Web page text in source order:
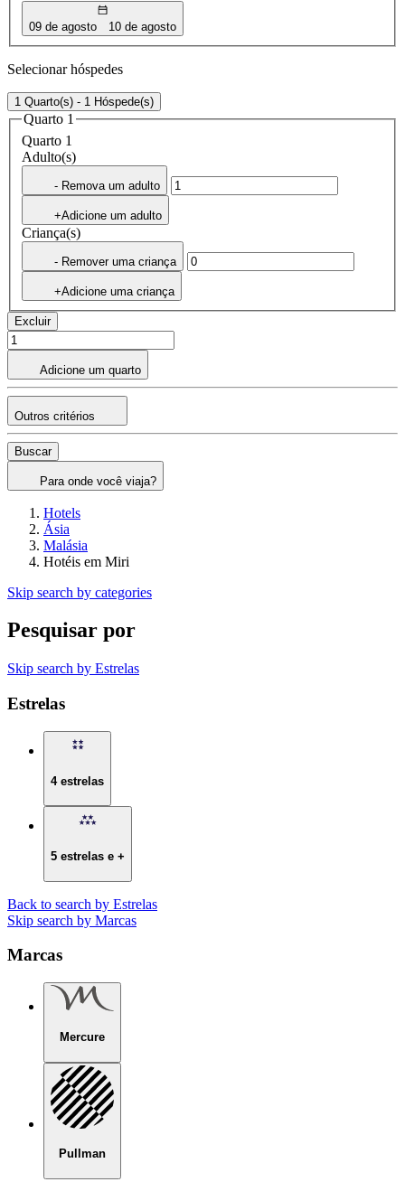
09 de agosto 10 de agosto
Selecionar hóspedes
1 Quarto(s) - 1 Hóspede(s)
Quarto 1
Quarto 1
Adulto(s)
- Remova um adulto
+Adicione um adulto
Criança(s)
- Remover uma criança
+Adicione uma criança
Excluir
Adicione um quarto
Outros critérios
Buscar
Para onde você viaja?
Hotels
Ásia
Malásia
Hotéis em Miri
Skip search by categories
Pesquisar por
Skip search by Estrelas
Estrelas
4 estrelas
5 estrelas e +
Back to search by Estrelas
Skip search by Marcas
Marcas
Mercure
Pullman